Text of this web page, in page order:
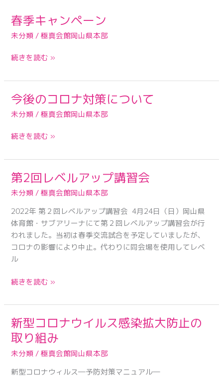
春季キャンペーン
未分類/極真会館岡山県本部
キ
ャ
ペ
ン
続きを読む »
今後のコロナ対策について
未分類/極真会館岡山県本部
今
後
の
コ
ナ
策
に
い
て
続きを読む »
第2回レベルアップ講習会
未分類/極真会館岡山県本部
2022年 第２回レベルアップ講習会 4月24日（日）岡山県
体育館・サブアリーナにて第２回レベルアップ講習会が行
われました。当初は春季交流試合を予定していましたが、
コロナの影響により中止。代わりに同会場を使用してレベ
ル
第
2
回
レ
ベ
ル
ア
ッ
講
会
続きを読む »
新型コロナウイルス感染拡大防止の
取り組み
未分類 /極真会館岡山県本部
新型コロナウィルス―予防対策マニュアル―
新
型
コ
ロ
ナ